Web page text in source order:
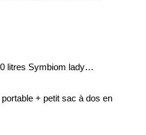
litres Symbiom lady…
+ petit sac à dos en